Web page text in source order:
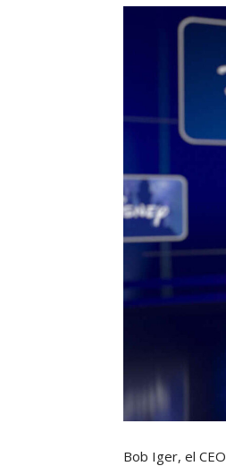
Bob Iger, el